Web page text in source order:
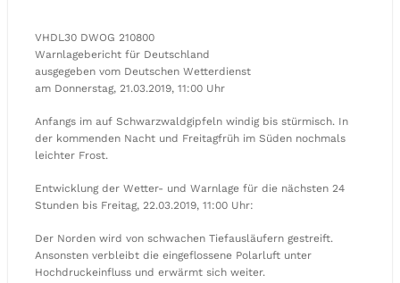
VHDL30 DWOG 210800
Warnlagebericht für Deutschland
ausgegeben vom Deutschen Wetterdienst
am Donnerstag, 21.03.2019, 11:00 Uhr
Anfangs im auf Schwarzwaldgipfeln windig bis stürmisch. In
der kommenden Nacht und Freitagfrüh im Süden nochmals
leichter Frost.
Entwicklung der Wetter- und Warnlage für die nächsten 24
Stunden bis Freitag, 22.03.2019, 11:00 Uhr:
Der Norden wird von schwachen Tiefausläufern gestreift.
Ansonsten verbleibt die eingeflossene Polarluft unter
Hochdruckeinfluss und erwärmt sich weiter.